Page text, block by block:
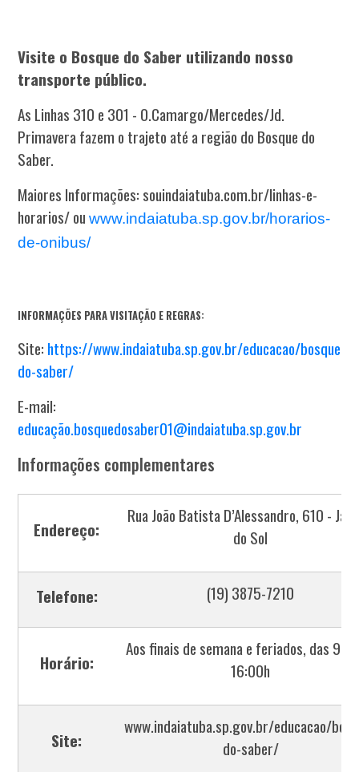
Visite o Bosque do Saber utilizando nosso
transporte público.
As Linhas 310 e 301 - O.Camargo/Mercedes/Jd.
Primavera fazem o trajeto até a região do Bosque do
Saber.
Maiores Informações: souindaiatuba.com.br/linhas-e-
horarios/ ouwww.indaiatuba.sp.gov.br/horarios-
de-onibus/
INFORMAÇÕES PARA VISITAÇÃO E REGRAS:
Site: https://www.indaiatuba.sp.gov.br/educacao/bosque-
do-saber/
E-mail:
educação.bosquedosaber01@indaiatuba.sp.gov.br
Informações complementares
Endereço:
Rua João Batista D’Alessandro, 610 -
do Sol
Telefone: (19) 3875-7210
Horário:
Aos finais de semana e feriados, das
16:00h
Site:
www.indaiatuba.sp.gov.br/educacao/
do-saber/